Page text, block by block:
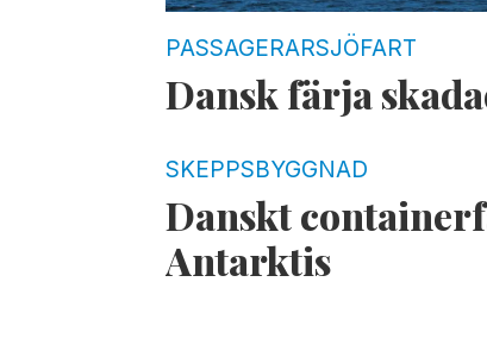
PASSAGERARSJÖFART
Dansk färja
SKEPPSBYGGNAD
Danskt
Antarktis